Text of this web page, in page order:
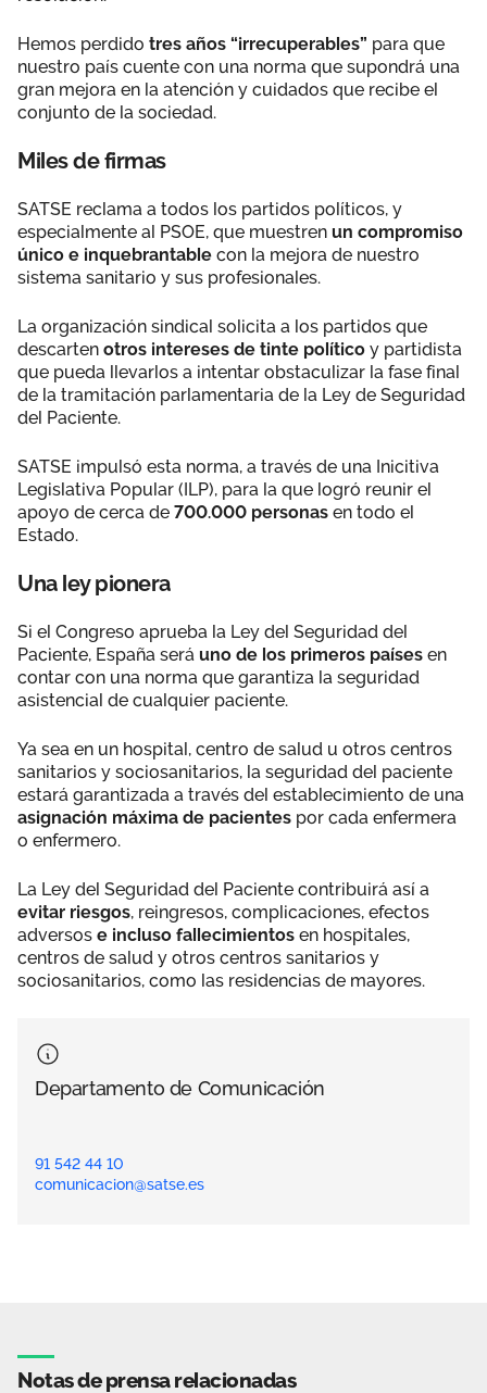
Hemos perdido tres años “irrecuperables” para que
nuestro país cuente con una norma que supondrá una
gran mejora en la atención y cuidados que recibe el
conjunto de la sociedad.
Miles de firmas
SATSE reclama a todos los partidos políticos, y
especialmente al PSOE, que muestren un compromiso
único e inquebrantable con la mejora de nuestro
sistema sanitario y sus profesionales.
La organización sindical solicita a los partidos que
descarten otros intereses de tinte político y partidista
que pueda llevarlos a intentar obstaculizar la fase final
de la tramitación parlamentaria de la Ley de Seguridad
del Paciente.
SATSE impulsó esta norma, a través de una Inicitiva
Legislativa Popular (ILP), para la que logró reunir el
apoyo de cerca de 700.000 personas en todo el
Estado.
Una ley pionera
Si el Congreso aprueba la Ley del Seguridad del
Paciente, España será uno de los primeros países en
contar con una norma que garantiza la seguridad
asistencial de cualquier paciente.
Ya sea en un hospital, centro de salud u otros centros
sanitarios y sociosanitarios, la seguridad del paciente
estará garantizada a través del establecimiento de una
asignación máxima de pacientes por cada enfermera
o enfermero.
La Ley del Seguridad del Paciente contribuirá así a
evitar riesgos, reingresos, complicaciones, efectos
adversos e incluso fallecimientos en hospitales,
centros de salud y otros centros sanitarios y
sociosanitarios, como las residencias de mayores.
Departamento de Comunicación
91 542 44 10
comunicacion@satse.es
Notas de prensa relacionadas